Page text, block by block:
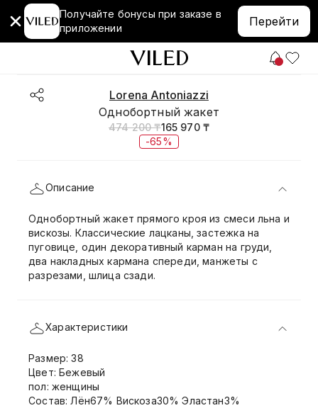
Получайте бонусы при заказе в
приложении
Перейти
Lorena Antoniazzi
Однобортный жакет
474 200 ₸165 970 ₸
-65%
Описание
Однобортный жакет прямого кроя из смеси льна и
вискозы. Классические лацканы, застежка на
пуговице, один декоративный карман на груди,
два накладных кармана спереди, манжеты с
разрезами, шлица сзади.
Характеристики
Размер: 38
Цвет: Бежевый
пол: женщины
Состав: Лён67% Вискоза30% Эластан3%